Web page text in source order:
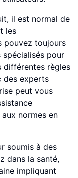
il est normal de
les
pouvez toujours
pour
différentes règles
des experts
peut vous
normes en
soumis à des
dans la santé,
impliquant